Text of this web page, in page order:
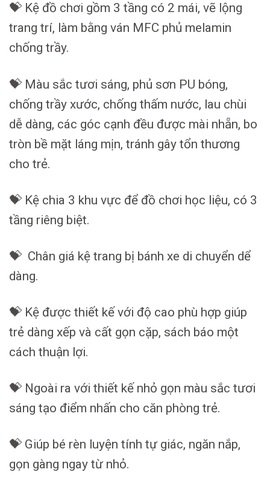
💝 Kệ đồ chơi gồm 3 tầng có 2 mái, vẽ lộng
trang trí, làm bằng ván MFC phủ melamin
chống trầy.
💝 Màu sắc tươi sáng, phủ sơn PU bóng,
chống trầy xước, chống thấm nước, lau chùi
dễ dàng, các góc cạnh đều được mài nhẵn, bo
tròn bề mặt láng mịn, tránh gây tổn thương
cho trẻ.
💝 Kệ chia 3 khu vực để đồ chơi học liệu, có 3
tầng riêng biệt.
💝 Chân giá kệ trang bị bánh xe di chuyển dể
dàng.
💝 Kệ được thiết kế với độ cao phù hợp giúp
trẻ dàng xếp và cất gọn cặp, sách báo một
cách thuận lợi.
💝 Ngoài ra với thiết kế nhỏ gọn màu sắc tươi
sáng tạo điểm nhấn cho căn phòng trẻ.
💝 Giúp bé rèn luyện tính tự giác, ngăn nắp,
gọn gàng ngay từ nhỏ.